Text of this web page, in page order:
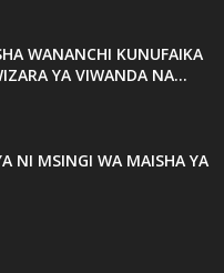
WANANCHI KUNUFAIKA
YA VIWANDA NA...
NI MSINGI WA MAISHA YA